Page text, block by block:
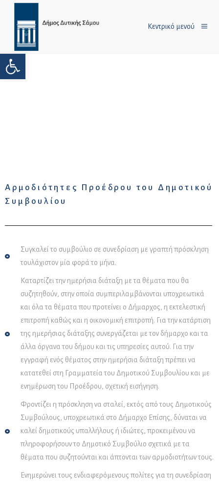
Ανοίξτε τη γραμμή εργαλείων
Κεντρικό μενού
Αρμοδιότητες Προέδρου του Δημοτικού
Συμβουλίου
Συγκαλεί το συμβούλιο σε συνεδρίαση με γραπτή πρόσκληση
τουλάχιστον μία φορά το μήνα.
Καταρτίζει την ημερήσια διάταξη με τα θέματα που θα
συζητηθούν, στην οποία συμπεριλαμβάνονται υποχρεωτικά
και όλα τα θέματα που προτείνει ο Δήμαρχος, η εκτελεστική
επιτροπή καθώς και η οικονομική επιτροπή. Για την κατάρτιση
της ημερήσιας διάταξης συνεργάζεται με τον δήμαρχο και τα
άλλα όργανα του δήμου και τις υπηρεσίες αυτού. Για την
εγγραφή ενός θέματος στην ημερήσια διάταξη πρέπει να
κατατεθεί στη Γραμματεία του Δημοτικού Συμβουλίου και με
ενημέρωση του Προέδρου, σχετική εισήγηση.
Φροντίζει η πρόσκληση να σταλεί, εκτός από τους Δημοτικούς
Συμβούλους, υποχρεωτικά στο Δήμαρχο Επίσης, δύναται να
καλεί δημοτικούς υπαλλήλους ή ιδιώτες, προκειμένου να
πληροφορήσουν το Δημοτικό Συμβούλιο σχετικά με τα
θέματα που συζητούνται και άπτονται των αρμοδιοτήτων τους.
Ενημερώνει τους ενδιαφερόμενους πολίτες για τη συνεδρίαση
Ψηφιακός Βοηθός Δήμου Δυτικής
Σάμου
Καλώς ήρθατε στον Δήμο Δυτικής Σάμου!
σε ό,τι αφορά τις δημοτικές υπηρεσίες. Μαζί κάνουμε την
εξυπηρέτηση πιο απλή και γρήγορη!